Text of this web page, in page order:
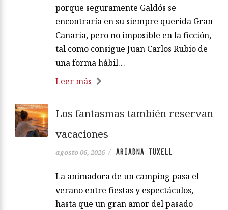
porque seguramente Galdós se
encontraría en su siempre querida Gran
Canaria, pero no imposible en la ficción,
tal como consigue Juan Carlos Rubio de
una forma hábil…
Leer más
Los fantasmas también reservan
vacaciones
agosto 06, 2026 / ARIADNA TUXELL
La animadora de un camping pasa el
verano entre fiestas y espectáculos,
hasta que un gran amor del pasado